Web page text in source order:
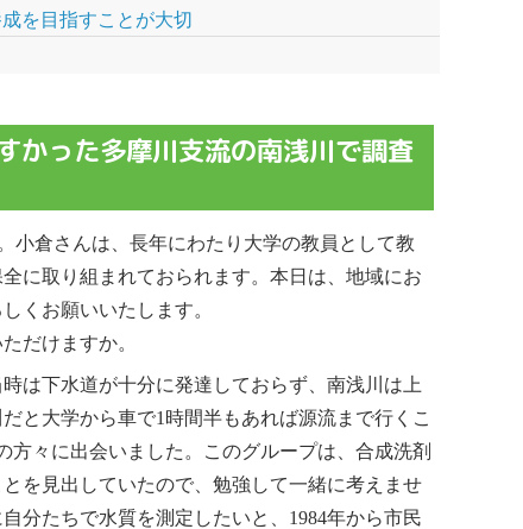
を目指すことが大切
かった多摩川支流の南浅川で調査
倉さんは、長年にわたり大学の教員として教
に取り組まれておられます。本日は、地域にお
くお願いいたします。
だけますか。
は下水道が十分に発達しておらず、南浅川は上
と大学から車で1時間半もあれば源流まで行くこ
々に出会いました。このグループは、合成洗剤
を見出していたので、勉強して一緒に考えませ
分たちで水質を測定したいと、1984年から市民